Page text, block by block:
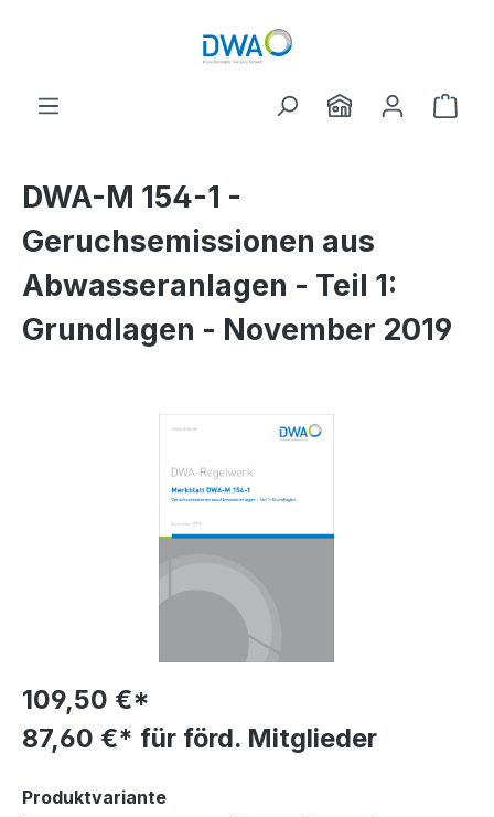
DWA-M 154-1 -
Geruchsemissionen aus
Abwasseranlagen - Teil 1:
Grundlagen - November 2019
Bildergalerie überspringen
109,50 €*
87,60 €* für förd. Mitglieder
Produktvarianteauswählen